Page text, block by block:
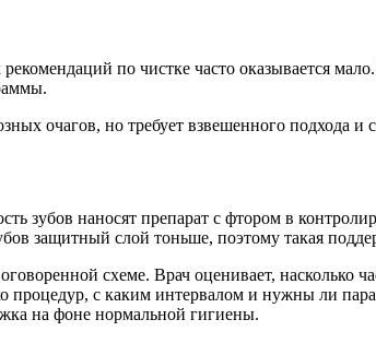
по чистке часто оказывается
очагов, но требует взвешенного подхода и
зубов наносят препарат с фтором в
защитный слой тоньше, поэтому такая
схеме. Врач оценивает, насколько
процедур, с каким интервалом и нужны ли
на фоне нормальной гигиены.